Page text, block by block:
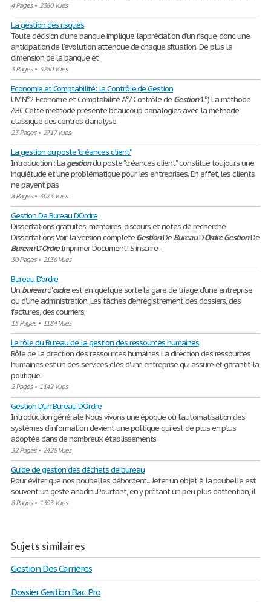
4 Pages• 2360 Vues
La gestion des risques
Toute décision d’une banque implique l’appréciation d’un risque, donc une
anticipation de l’évolution attendue de chaque situation. De plus la
dimension de la banque et
3 Pages• 3280 Vues
Economie et Comptabilité: la Contrôle de Gestion
UV N°2 Economie et Comptabilité A°/ Contrôle de Gestion1°) La méthode
ABC Cette méthode présente beaucoup d'analogies avec la méthode
classique des centres d'analyse.
23 Pages• 2717 Vues
La gestion du poste "créances client"
Introduction : La gestiondu poste ‘’créances client’’ constitue toujours une
inquiétude et une problématique pour les entreprises. En effet, les clients
ne payent pas
8 Pages• 3073 Vues
Gestion De Bureau D'Ordre
Dissertations gratuites, mémoires, discours et notes de recherche
Dissertations Voir la version complèteGestionDe BureauD'Ordre GestionDe
BureauD'OrdreImprimer Document! S'inscrire -
30 Pages• 2136 Vues
Bureau D'ordre
Un bureaud'ordreest en quelque sorte la gare de triage d'une entreprise
ou d'une administration. Les tâches d'enregistrement des dossiers, des
factures, des courriers,
15 Pages• 1184 Vues
Le rôle du Bureau de la gestion des ressources humaines
Rôle de la direction des ressources humaines La direction des ressources
humaines est un des services clés d'une entreprise qui assure et garantit la
politique
2 Pages• 1142 Vues
Gestion D'un Bureau D'Ordre
Introduction générale Nous vivons une époque où l’automatisation des
systèmes d’information devient une politique qui est de plus en plus
adoptée dans de nombreux établissements
32 Pages• 2428 Vues
Guide de gestion des déchets de bureau
Pour éviter que nos poubelles débordent... Jeter un objet à la poubelle est
souvent un geste anodin...Pourtant, en y prêtant un peu plus d'attention, il
8 Pages• 1303 Vues
Sujets similaires
Gestion Des Carrières
Dossier Gestion Bac Pro